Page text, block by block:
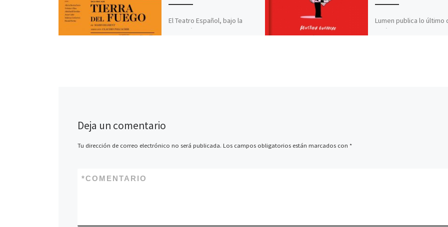
El Teatro Español, bajo la
dirección de Juan Carlos
Lumen publica lo último
Volátil (Agustina
Deja un comentario
Tu dirección de correo electrónico no será publicada. Los campos obligatorios están marcados con *
COMENTARIO
*